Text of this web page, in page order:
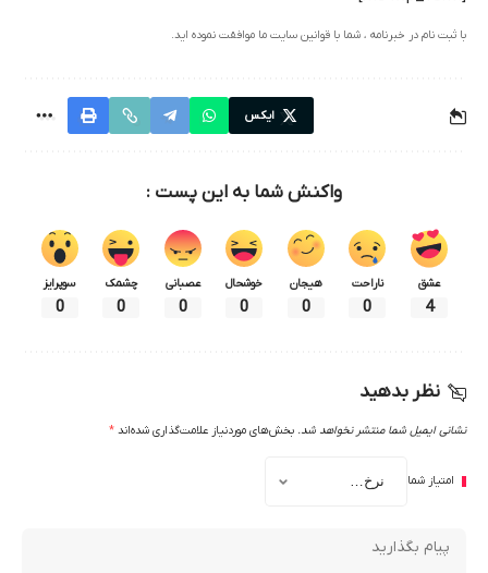
با ثبت نام در خبرنامه ، شما با قوانین سایت ما موافقت نموده اید.
ایکس
واکنش شما به این پست :
عشق
4
ناراحت
0
هیجان
0
خوشحال
0
عصبانی
0
چشمک
0
سوپرایز
0
نظر بدهید
نشانی ایمیل شما منتشر نخواهد شد. بخش‌های موردنیاز علامت‌گذاری شده‌اند *
امتیاز شما